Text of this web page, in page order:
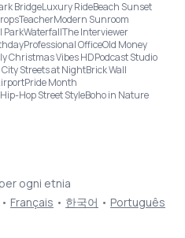
BridgeLuxury RideBeach Sunset
TeacherModern Sunroom
ParkWaterfallThe Interviewer
Professional OfficeOld Money
Christmas Vibes HDPodcast Studio
City Streets at NightBrick Wall
Pride Month
Hip-Hop Street StyleBoho in Nature
ogni etnia
• Français • 한국어 • Português